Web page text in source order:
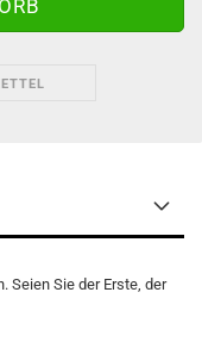
Seien Sie der Erste, der